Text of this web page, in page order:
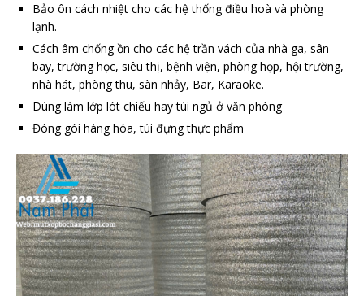
Bảo ôn cách nhiệt cho các hệ thống điều hoà và phòng
lạnh.
Cách âm chống ồn cho các hệ trần vách của nhà ga, sân
bay, trường học, siêu thị, bệnh viện, phòng họp, hội trường,
nhà hát, phòng thu, sàn nhảy, Bar, Karaoke.
Dùng làm lớp lót chiếu hay túi ngủ ở văn phòng
Đóng gói hàng hóa, túi đựng thực phẩm